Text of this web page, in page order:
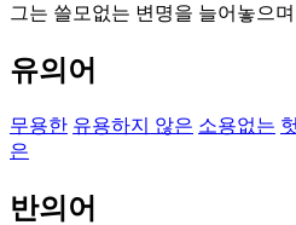
그는 쓸모없는 변명을 늘어놓으
유의어
무용한 유용하지 않은 소용없는
은
반의어